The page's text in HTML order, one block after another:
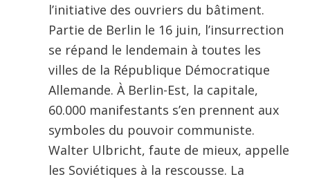
l’initiative des ouvriers du bâtiment.
Partie de Berlin le 16 juin, l’insurrection
se répand le lendemain à toutes les
villes de la République Démocratique
Allemande. À Berlin-Est, la capitale,
60.000 manifestants s’en prennent aux
symboles du pouvoir communiste.
Walter Ulbricht, faute de mieux, appelle
les Soviétiques à la rescousse. La